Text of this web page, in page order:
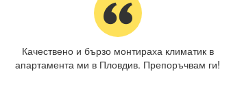
Качествено и бързо монтираха климатик в
апартамента ми в Пловдив. Препоръчвам ги!